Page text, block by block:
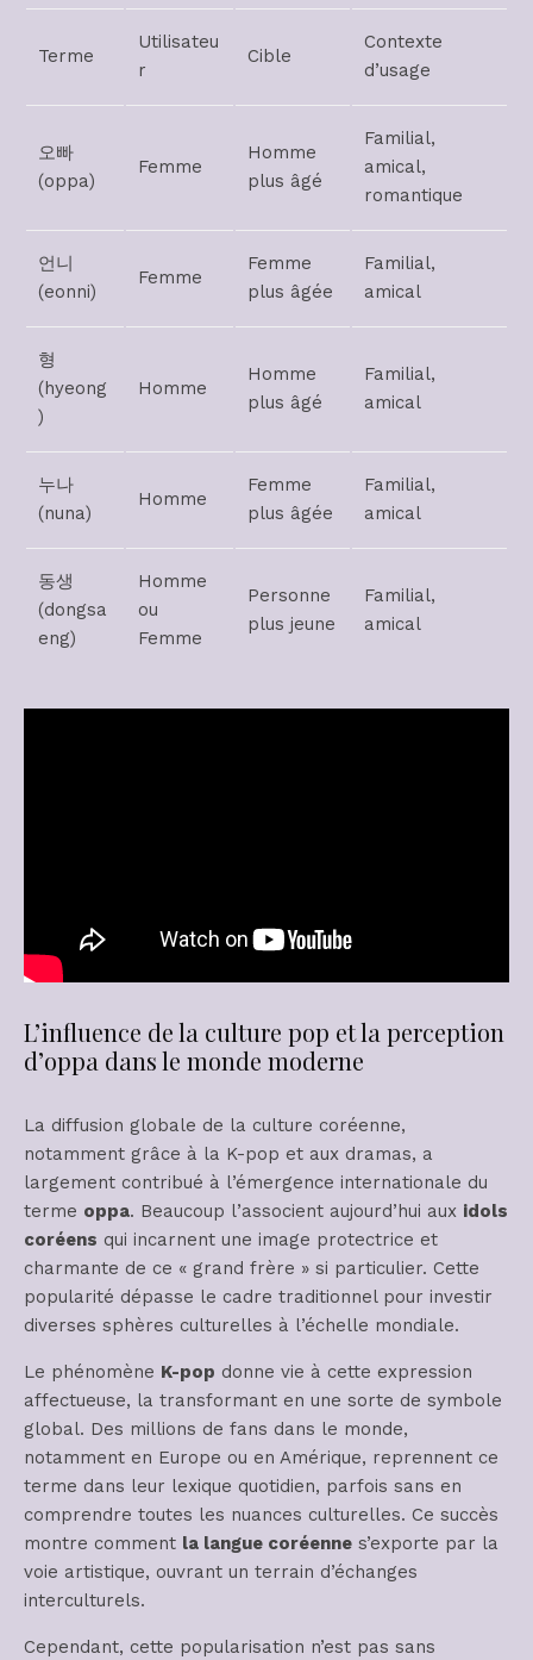
Terme
Utilisateu
r
Cible
Contexte
d’usage
오빠
(oppa)
Femme
Homme
plus âgé
Familial,
amical,
romantique
언니
(eonni)
Femme
Femme
plus âgée
Familial,
amical
형
(hyeong
)
Homme
Homme
plus âgé
Familial,
amical
누나
(nuna)
Homme
Femme
plus âgée
Familial,
amical
동생
(dongsa
eng)
Homme
ou
Femme
Personne
plus jeune
Familial,
amical
L’influence de la culture pop et la perception
d’oppa dans le monde moderne
La diffusion globale de la culture coréenne,
notamment grâce à la K-pop et aux dramas, a
largement contribué à l’émergence internationale du
terme oppa. Beaucoup l’associent aujourd’hui aux idols
coréens qui incarnent une image protectrice et
charmante de ce « grand frère » si particulier. Cette
popularité dépasse le cadre traditionnel pour investir
diverses sphères culturelles à l’échelle mondiale.
Le phénomène K-pop donne vie à cette expression
affectueuse, la transformant en une sorte de symbole
global. Des millions de fans dans le monde,
notamment en Europe ou en Amérique, reprennent ce
terme dans leur lexique quotidien, parfois sans en
comprendre toutes les nuances culturelles. Ce succès
montre comment la langue coréenne s’exporte par la
voie artistique, ouvrant un terrain d’échanges
interculturels.
Cependant, cette popularisation n’est pas sans